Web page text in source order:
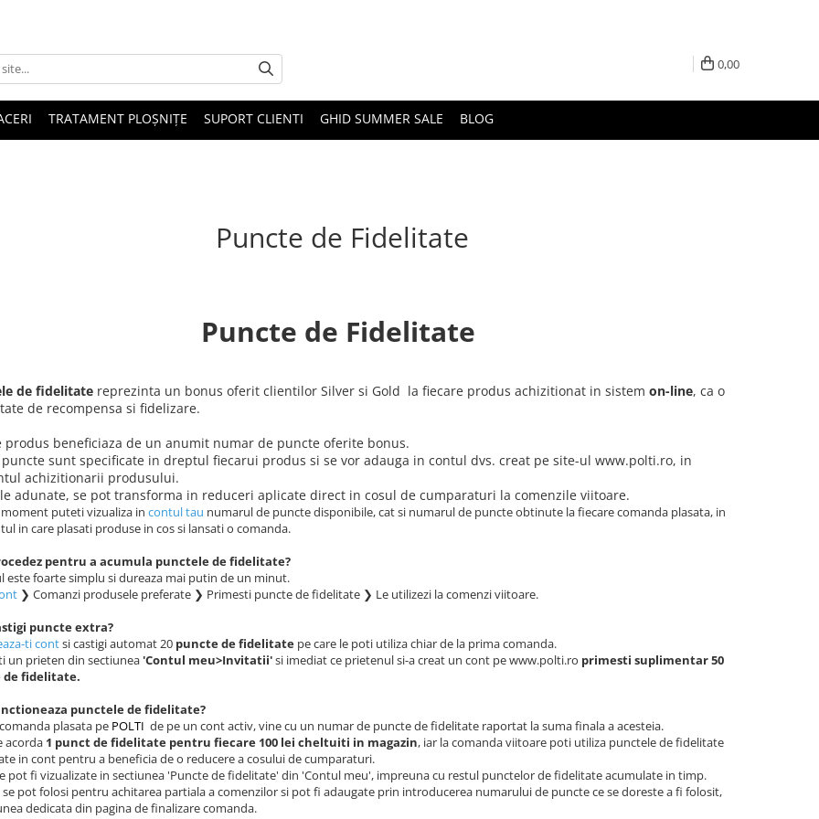
0,00
TRATAMENT PLOȘNIȚE SUPORT CLIENTI GHID SUMMER SALE BLOG
Puncte de Fidelitate
Puncte de Fidelitate
de fidelitate reprezinta un bonus oferit clientilor Silver si Gold la fiecare produs achizitionat in sistem on-line, ca o
de recompensa si fidelizare.
produs beneficiaza de un anumit numar de puncte oferite bonus.
puncte sunt specificate in dreptul fiecarui produs si se vor adauga in contul dvs. creat pe site-ul www.polti.ro, in
achizitionarii produsului.
adunate, se pot transforma in reduceri aplicate direct in cosul de cumparaturi la comenzile viitoare.
puteti vizualiza in contul tau numarul de puncte disponibile, cat si numarul de puncte obtinute la fiecare comanda plasata, in
in care plasati produse in cos si lansati o comanda.
pentru a acumula punctele de fidelitate?
este foarte simplu si dureaza mai putin de un minut.
❯ Comanzi produsele preferate ❯ Primesti puncte de fidelitate ❯ Le utilizezi la comenzi viitoare.
puncte extra?
ti contsi castigi automat 20 puncte de fidelitate pe care le poti utiliza chiar de la prima comanda.
prieten din sectiunea'Contul meu>Invitatii'si imediat ce prietenul si-a creat un cont pe www.polti.ro primesti suplimentar 50
de fidelitate.
punctele de fidelitate?
plasata pe POLTI de pe un cont activ, vine cu un numar de puncte de fidelitate raportat la suma finala a acesteia.
acorda 1 punct de fidelitate pentru fiecare 100 lei cheltuiti in magazin, iar la comanda viitoare poti utiliza punctele de fidelitate
in cont pentru a beneficia de o reducere a cosului de cumparaturi.
pot fi vizualizate in sectiunea 'Puncte de fidelitate' din 'Contul meu', impreuna cu restul punctelor de fidelitate acumulate in timp.
se pot folosi pentru achitarea partiala a comenzilor si pot fi adaugate prin introducerea numarului de puncte ce se doreste a fi folosit,
dedicata din pagina de finalizare comanda.